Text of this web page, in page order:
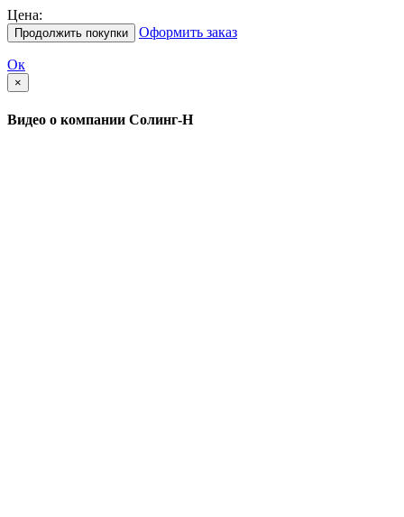
Цена:
Продолжить покупки Оформить заказ
Ок
×
Видео о компании Солинг-Н